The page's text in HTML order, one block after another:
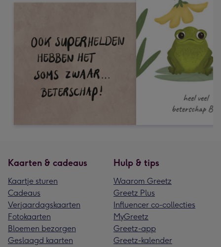
Kaarten & cadeaus
Kaartje sturen
Cadeaus
Verjaardagskaarten
Fotokaarten
Bloemen bezorgen
Geslaagd kaarten
Hulp & tips
Waarom Greetz
Greetz Plus
Influencer co-collecties
MyGreetz
Greetz-app
Greetz-kalender